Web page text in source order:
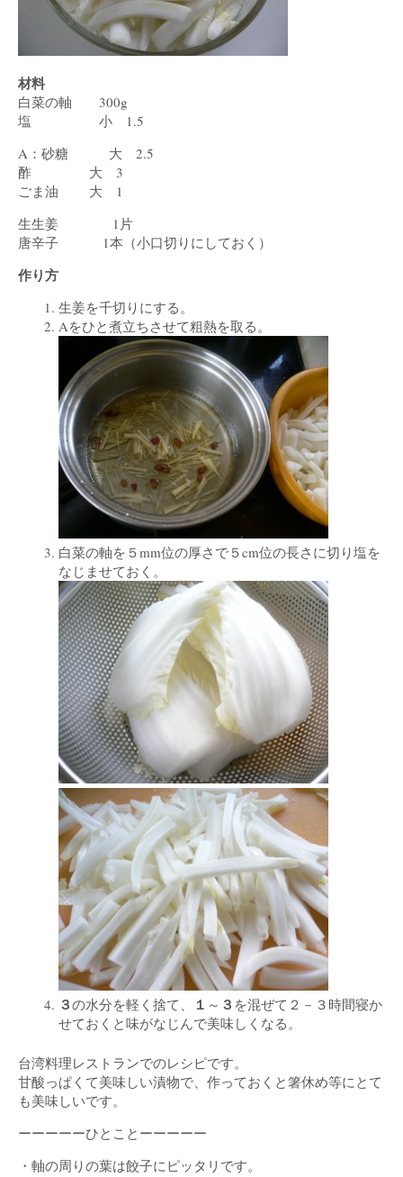
材料
白菜の軸 300g
塩 小 1.5
A：砂糖 大 2.5
酢 大 3
ごま油 大 1
生生姜 1片
唐辛子 1本（小口切りにしておく）
作り方
生姜を千切りにする。
Aをひと煮立ちさせて粗熱を取る。
白菜の軸を５mm位の厚さで５cm位の長さに切り塩を
なじませておく。
３の水分を軽く捨て、 １ ～ ３ を混ぜて２－３時間寝か
せておくと味がなじんで美味しくなる。
台湾料理レストランでのレシピです。
甘酸っぱくて美味しい漬物で、作っておくと箸休め等にとて
も美味しいです。
ーーーーーひとことーーーーー
・軸の周りの葉は餃子にピッタリです。